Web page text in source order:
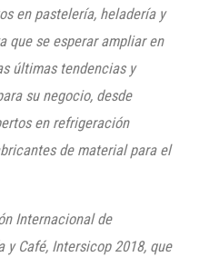
en pastelería, heladería y
que se esperar ampliar en
últimas tendencias y
su negocio, desde
en refrigeración
de material para el
Internacional de
y Café, Intersicop 2018, que